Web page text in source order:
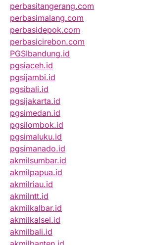
perbasitangerang.com
perbasimalang.com
perbasidepok.com
perbasicirebon.com
PGSIbandung.id
pgsiaceh.id
pgsijambi.id
pgsibali.id
pgsijakarta.id
pgsimedan.id
pgsilombok.id
pgsimaluku.id
pgsimanado.id
akmilsumbar.id
akmilpapua.id
akmilriau.id
akmilntt.id
akmilkalbar.id
akmilkalsel.id
akmilbali.id